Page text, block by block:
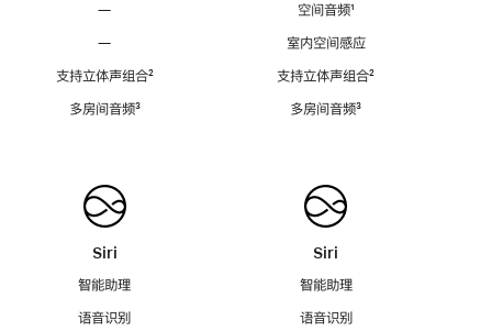
—
—
支持立体声组合脚
²
多房间音频脚
³
Siri
智能助理
语音识别
空间音频脚
¹
室内空间感应
支持立体声组合脚
²
多房间音频脚
³
Siri
智能助理
语音识别